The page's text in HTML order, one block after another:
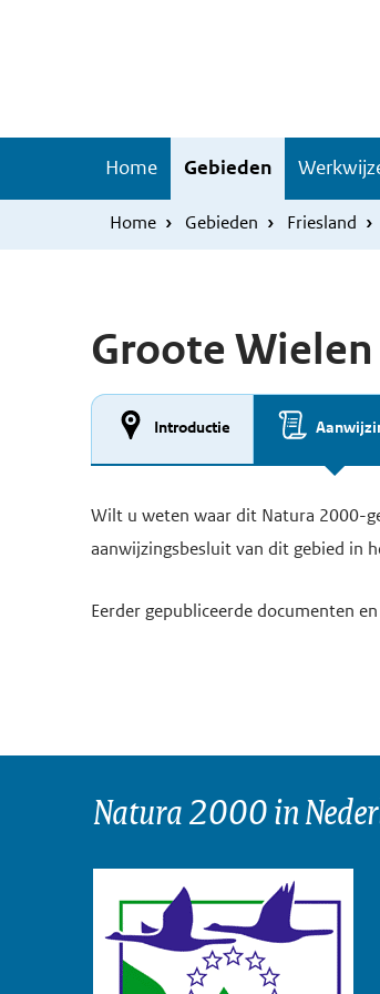
Hoofdnavigatie
Home Gebieden
Home Gebieden Friesland
Groote Wielen
Introductie
Wilt u weten waar dit Natura 2000-
aanwijzingsbesluit van dit gebied in
Eerder gepubliceerde documenten
Natura 2000 in